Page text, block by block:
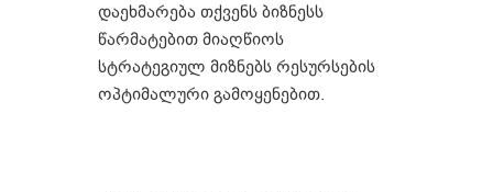
დაეხმარება თქვენს ბიზნესს
წარმატებით მიაღწიოს
სტრატეგიულ მიზნებს რესურსების
ოპტიმალური გამოყენებით.